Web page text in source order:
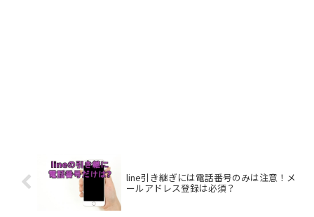
line引き継ぎには電話番号のみは注意！メ
ールアドレス登録は必須？